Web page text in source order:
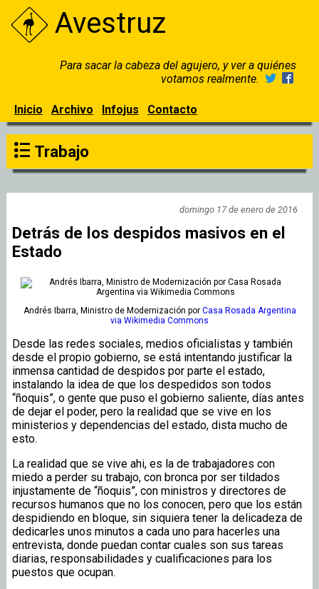
Avestruz
Para sacar la cabeza del agujero, y ver a quiénes
votamos realmente.
Inicio Archivo Infojus Contacto
Trabajo
domingo 17 de enero de 2016
Detrás de los despidos masivos en el
Estado
Andrés Ibarra, Ministro de Modernización por Casa Rosada Argentina
via Wikimedia Commons
Desde las redes sociales, medios oficialistas y también
desde el propio gobierno, se está intentando justificar la
inmensa cantidad de despidos por parte el estado,
instalando la idea de que los despedidos son todos
“ñoquis”, o gente que puso el gobierno saliente, días antes
de dejar el poder, pero la realidad que se vive en los
ministerios y dependencias del estado, dista mucho de
esto.
La realidad que se vive ahi, es la de trabajadores con
miedo a perder su trabajo, con bronca por ser tildados
injustamente de “ñoquis”, con ministros y directores de
recursos humanos que no los conocen, pero que los están
despidiendo en bloque, sin siquiera tener la delicadeza de
dedicarles unos minutos a cada uno para hacerles una
entrevista, donde puedan contar cuales son sus tareas
diarias, responsabilidades y cualificaciones para los
puestos que ocupan.